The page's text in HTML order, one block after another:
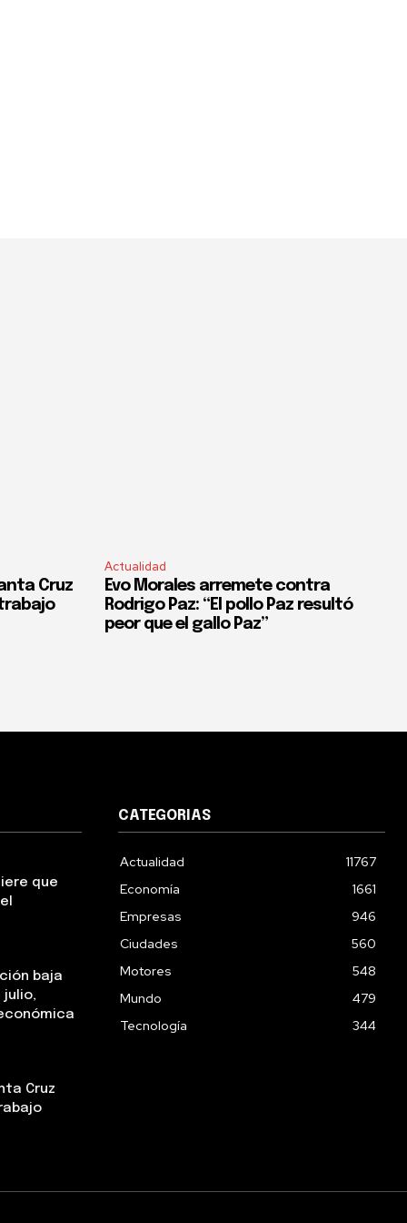
Cruz
Actualidad
Evo Morales arremete contra
Rodrigo Paz: “El pollo Paz resultó
peor que el gallo Paz”
que
baja
julio,
Cruz
CATEGORIAS
Actualidad
11767
Economía
1661
Empresas
946
Ciudades
560
Motores
548
Mundo
479
Tecnología
344